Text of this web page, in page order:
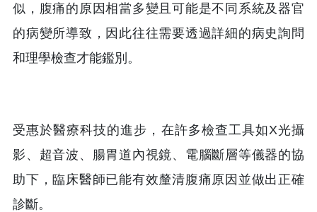
似，腹痛的原因相當多變且可能是不同系統及器官
的病變所導致，因此往往需要透過詳細的病史詢問
和理學檢查才能鑑別。
受惠於醫療科技的進步，在許多檢查工具如X光攝
影、超音波、腸胃道內視鏡、電腦斷層等儀器的協
助下，臨床醫師已能有效釐清腹痛原因並做出正確
診斷。